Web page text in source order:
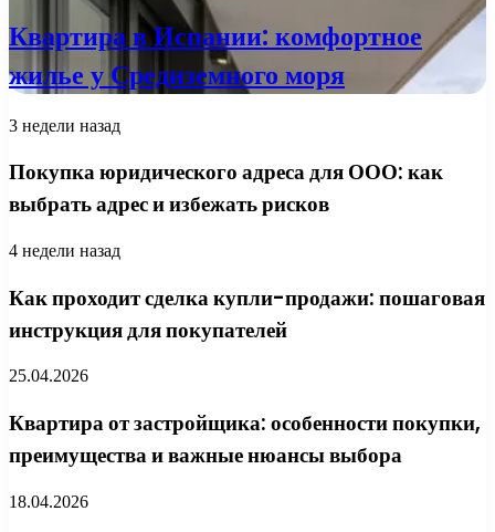
Квартира в Испании: комфортное
жилье у Средиземного моря
3 недели назад
Покупка юридического адреса для ООО: как
выбрать адрес и избежать рисков
4 недели назад
Как проходит сделка купли-продажи: пошаговая
инструкция для покупателей
25.04.2026
Квартира от застройщика: особенности покупки,
преимущества и важные нюансы выбора
18.04.2026